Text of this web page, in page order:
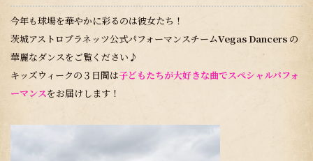
今年も球場を華やかに彩るのは彼女たち！
茨城アストロプラネッツ公式パフォーマンスチームVegas Dancers の
華麗なダンスをご覧ください♪
キッズウィークの３日間は子どもたちが大好きな曲でスペシャルパフォ
ーマンスをお届けします！